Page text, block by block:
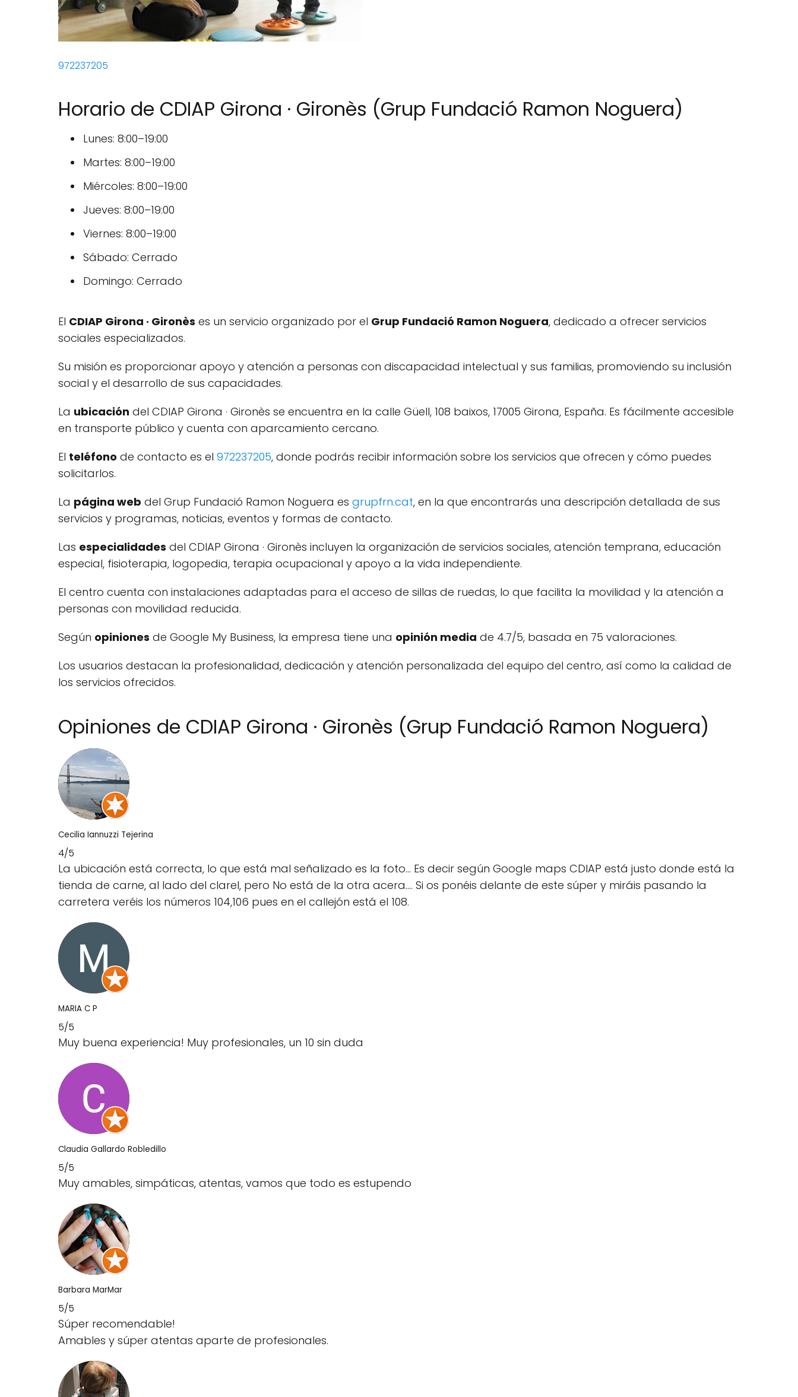
972237205
Horario de CDIAP Girona · Gironès (Grup Fundació Ramon Noguera)
Lunes: 8:00–19:00
Martes: 8:00–19:00
Miércoles: 8:00–19:00
Jueves: 8:00–19:00
Viernes: 8:00–19:00
Sábado: Cerrado
Domingo: Cerrado
El CDIAP Girona · Gironès es un servicio organizado por el Grup Fundació Ramon Noguera, dedicado a ofrecer servicios
sociales especializados.
Su misión es proporcionar apoyo y atención a personas con discapacidad intelectual y sus familias, promoviendo su inclusión
social y el desarrollo de sus capacidades.
La ubicación del CDIAP Girona · Gironès se encuentra en la calle Güell, 108 baixos, 17005 Girona, España. Es fácilmente accesible
en transporte público y cuenta con aparcamiento cercano.
El teléfono de contacto es el 972237205, donde podrás recibir información sobre los servicios que ofrecen y cómo puedes
solicitarlos.
La página web del Grup Fundació Ramon Noguera es grupfrn.cat, en la que encontrarás una descripción detallada de sus
servicios y programas, noticias, eventos y formas de contacto.
Las especialidades del CDIAP Girona · Gironès incluyen la organización de servicios sociales, atención temprana, educación
especial, fisioterapia, logopedia, terapia ocupacional y apoyo a la vida independiente.
El centro cuenta con instalaciones adaptadas para el acceso de sillas de ruedas, lo que facilita la movilidad y la atención a
personas con movilidad reducida.
Según opiniones de Google My Business, la empresa tiene una opinión media de 4.7/5, basada en 75 valoraciones.
Los usuarios destacan la profesionalidad, dedicación y atención personalizada del equipo del centro, así como la calidad de
los servicios ofrecidos.
Opiniones de CDIAP Girona · Gironès (Grup Fundació Ramon Noguera)
Cecilia Iannuzzi Tejerina
4/5
La ubicación está correcta, lo que está mal señalizado es la foto... Es decir según Google maps CDIAP está justo donde está la
tienda de carne, al lado del clarel, pero No está de la otra acera.... Si os ponéis delante de este súper y miráis pasando la
carretera veréis los números 104,106 pues en el callejón está el 108.
MARIA C P
5/5
Muy buena experiencia! Muy profesionales, un 10 sin duda
Claudia Gallardo Robledillo
5/5
Muy amables, simpáticas, atentas, vamos que todo es estupendo
Barbara MarMar
5/5
Súper recomendable!
Amables y súper atentas aparte de profesionales.